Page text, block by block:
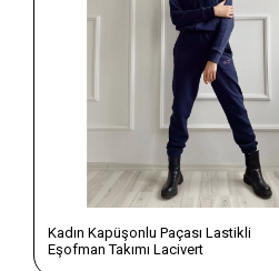
Kadın Kapüşonlu Paçası Lastikli
Eşofman Takımı Lacivert